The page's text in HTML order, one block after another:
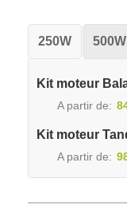
250W 500W
Kit moteur
A partir de
Kit moteur
A partir de